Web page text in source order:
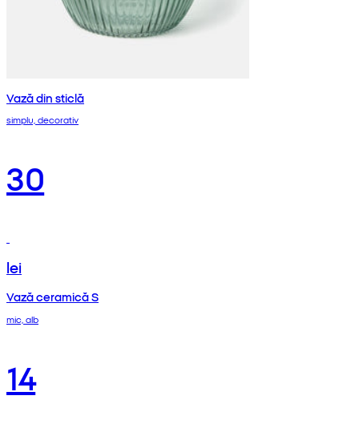
Vază din sticlă
simplu, decorativ
30
lei
Vază ceramică S
mic, alb
14